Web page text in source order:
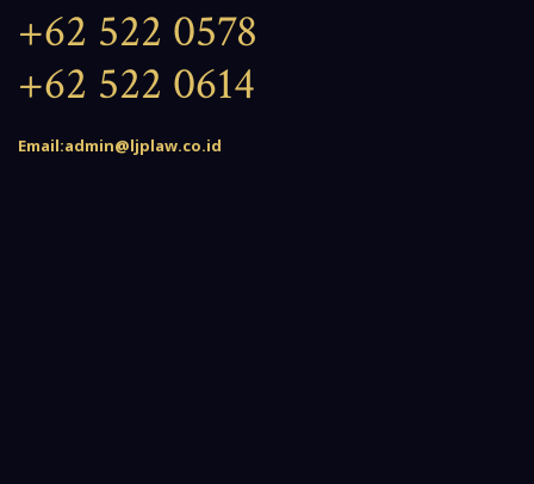
+62 522 0578
+62 522 0614
Email:admin@ljplaw.co.id